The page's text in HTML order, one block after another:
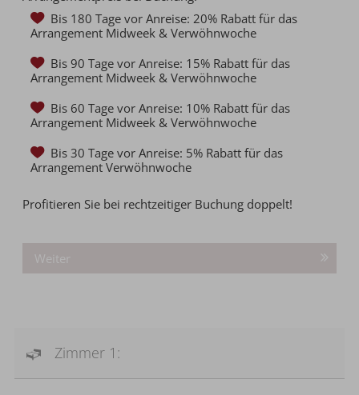
Bis 180 Tage vor Anreise: 20% Rabatt für das
Arrangement Midweek & Verwöhnwoche
Bis 90 Tage vor Anreise: 15% Rabatt für das
Arrangement Midweek & Verwöhnwoche
Bis 60 Tage vor Anreise: 10% Rabatt für das
Arrangement Midweek & Verwöhnwoche
Bis 30 Tage vor Anreise: 5% Rabattfür das
Arrangement Verwöhnwoche
Profitieren Sie bei rechtzeitiger Buchung doppelt!
Weiter
Zimmer 1: